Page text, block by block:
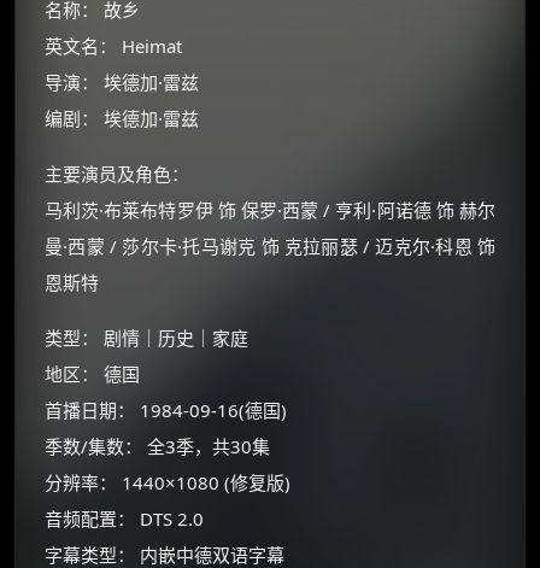
名称： 故乡
英文名： Heimat
导演： 埃德加·雷兹
编剧： 埃德加·雷兹
主要演员及角色：
马利茨·布莱布特罗伊 饰 保罗·西蒙 / 亨利·阿诺德 饰 赫尔
曼·西蒙 / 莎尔卡·托马谢克 饰 克拉丽瑟 / 迈克尔·科恩 饰
恩斯特
类型： 剧情｜历史｜家庭
地区： 德国
首播日期： 1984-09-16(德国)
季数/集数： 全3季，共30集
分辨率： 1440×1080 (修复版)
音频配置： DTS 2.0
字幕类型： 内嵌中德双语字幕
🧧 福利领取站
☕